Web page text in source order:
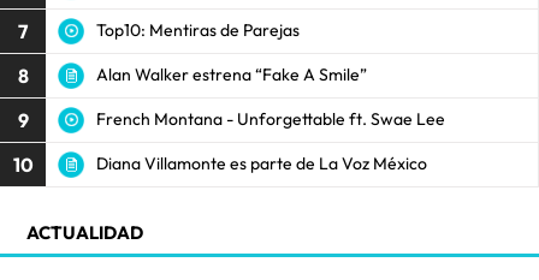
7 Top10: Mentiras de Parejas
8 Alan Walker estrena “Fake A Smile”
9 French Montana - Unforgettable ft. Swae Lee
10 Diana Villamonte es parte de La Voz México
ACTUALIDAD